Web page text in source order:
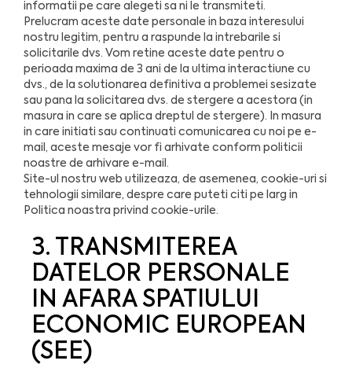
informatii pe care alegeti sa ni le transmiteti.
Prelucram aceste date personale in baza interesului
nostru legitim, pentru a raspunde la intrebarile si
solicitarile dvs. Vom retine aceste date pentru o
perioada maxima de 3 ani de la ultima interactiune cu
dvs., de la solutionarea definitiva a problemei sesizate
sau pana la solicitarea dvs. de stergere a acestora (in
masura in care se aplica dreptul de stergere). In masura
in care initiati sau continuati comunicarea cu noi pe e-
mail, aceste mesaje vor fi arhivate conform politicii
noastre de arhivare e-mail.
Site-ul nostru web utilizeaza, de asemenea, cookie-uri si
tehnologii similare, despre care puteti citi pe larg in
Politica noastra privind cookie-urile.
3. TRANSMITEREA
DATELOR PERSONALE
IN AFARA SPATIULUI
ECONOMIC EUROPEAN
(SEE)